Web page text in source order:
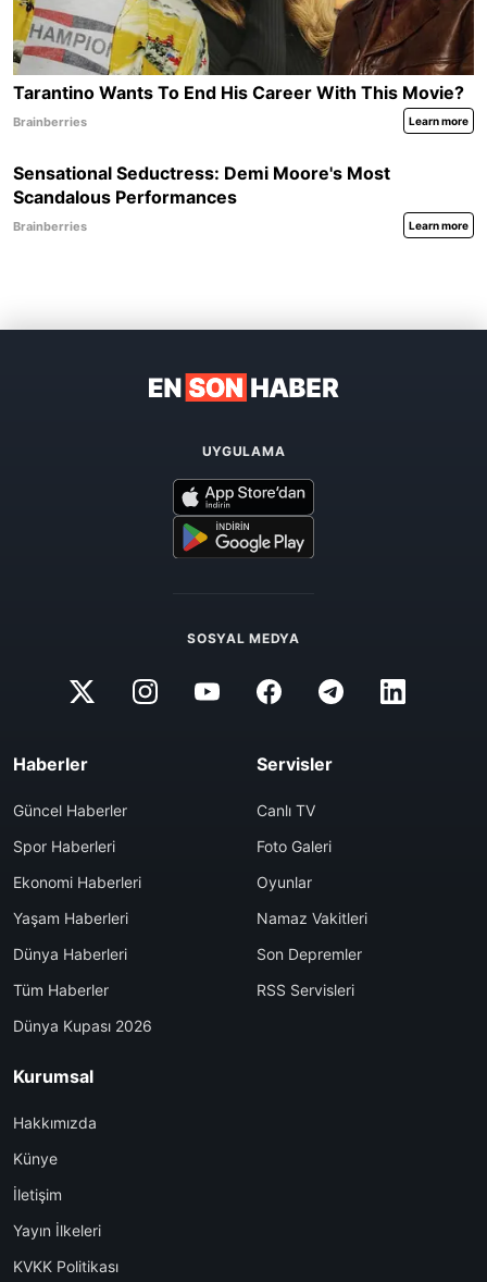
UYGULAMA
SOSYAL MEDYA
Haberler
Güncel Haberler
Spor Haberleri
Ekonomi Haberleri
Yaşam Haberleri
Dünya Haberleri
Tüm Haberler
Dünya Kupası 2026
Servisler
Canlı TV
Foto Galeri
Oyunlar
Namaz Vakitleri
Son Depremler
RSS Servisleri
Kurumsal
Hakkımızda
Künye
İletişim
Yayın İlkeleri
KVKK Politikası